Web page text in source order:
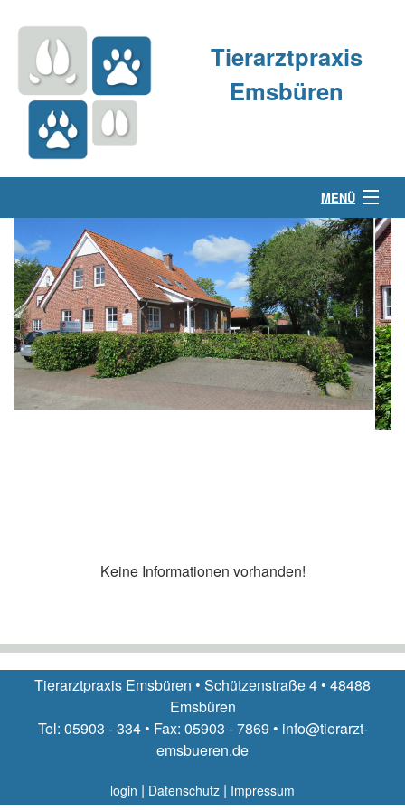
Tierarztpraxis
Emsbüren
MENÜ
Über uns
Kleintierpraxis
Großtierpraxis
Kontakt & Anfahrt
Keine Informationen vorhanden!
Tierarztpraxis Emsbüren • Schützenstraße 4 • 48488
Emsbüren
Tel: 05903 - 334 • Fax: 05903 - 7869 • info@tierarzt-
emsbueren.de
login | Datenschutz | Impressum